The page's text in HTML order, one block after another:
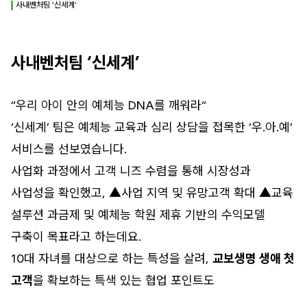
사내벤처팀 ‘신세계’
사내벤처팀 ‘신세계’
“우리 아이 안의 예체능 DNA를 깨워라“
‘신세계’ 팀은 예체능 교육과 심리 상담을 접목한 ‘우.아.예’
서비스를 선보였습니다.
사업화 과정에서 고객 니즈 수렴을 통해 시장성과
사업성을 확인했고, ▲사업 지역 및 유망고객 확대 ▲교육
설루션 과금제 및 예체능 학원 제휴 기반의 수익모델
구축이 목표라고 하는데요.
10대 자녀를 대상으로 하는 특성을 살려, 교보생명 생애 첫
고객을 확보하는 특색 있는 협업 포인트도